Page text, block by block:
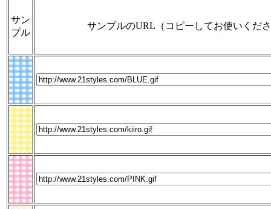
サン
プル
サンプルのURL（コピーしてお使いくだ